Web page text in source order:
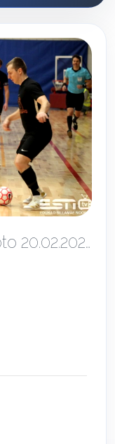
IMG 0110 Esn Foto 20.02.2021